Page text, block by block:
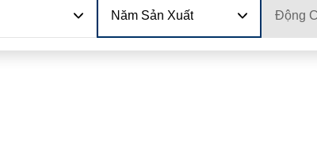
Năm Sản Xuất Động